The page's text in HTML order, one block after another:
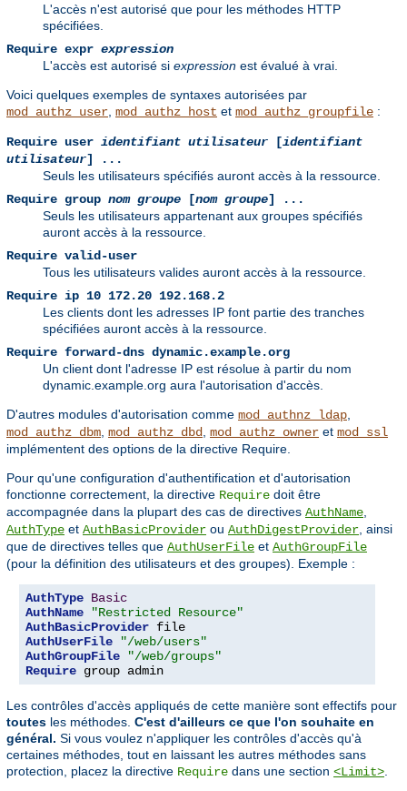
L'accès n'est autorisé que pour les méthodes HTTP
spécifiées.
Require expr expression
L'accès est autorisé si expression est évalué à vrai.
Voici quelques exemples de syntaxes autorisées par
mod_authz_user mod_authz_host et mod_authz_groupfile :
Require user identifiant utilisateur [identifiant
utilisateur] ...
Seuls les utilisateurs spécifiés auront accès à la ressource.
Require group nom groupe [nom groupe] ...
Seuls les utilisateurs appartenant aux groupes spécifiés
auront accès à la ressource.
Require valid-user
Tous les utilisateurs valides auront accès à la ressource.
Require ip 10 172.20 192.168.2
Les clients dont les adresses IP font partie des tranches
spécifiées auront accès à la ressource.
Require forward-dns dynamic.example.org
Un client dont l'adresse IP est résolue à partir du nom
dynamic.example.org aura l'autorisation d'accès.
D'autres modules d'autorisation comme mod_authnz_ldap
mod_authz_dbm mod_authz_dbd mod_authz_owner et mod_ssl
implémentent des options de la directive Require.
Pour qu'une configuration d'authentification et d'autorisation
fonctionne correctement, la directive Require doit être
accompagnée dans la plupart des cas de directives AuthName
AuthType et AuthBasicProvider ou AuthDigestProvider , ainsi
que de directives telles que AuthUserFile et AuthGroupFile
(pour la définition des utilisateurs et des groupes). Exemple :
AuthType Basic
AuthName
"Restricted Resource"
AuthBasicProvider
AuthUserFile
"/web/users"
AuthGroupFile
"/web/groups"
Require group admin
Les contrôles d'accès appliqués de cette manière sont effectifs pour
toutes les méthodes. C'est d'ailleurs ce que l'on souhaite en
général. Si vous voulez n'appliquer les contrôles d'accès qu'à
certaines méthodes, tout en laissant les autres méthodes sans
protection, placez la directive Require dans une section <Limit>